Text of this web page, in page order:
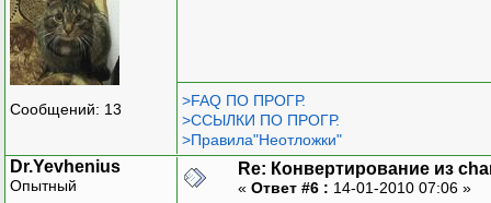
Сообщений: 13
>FAQ ПО ПРОГР.
>ССЫЛКИ ПО ПРОГР.
>Правила"Неотложки"
Dr.Yevhenius
Опытный
Re: Конвертирование из
« Ответ #6 : 14-01-2010 07:06 »